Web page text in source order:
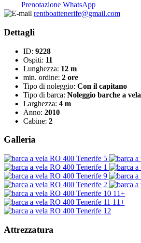
Prenotazione WhatsApp
rentboattenerife@gmail.com
Dettagli
ID: 9228
Ospiti: 11
Lunghezza: 12 m
min. ordine: 2 ore
Tipo di noleggio: Con il capitano
Tipo di barca: Noleggio barche a vela
Larghezza: 4 m
Anno: 2010
Cabine: 2
Galleria
11+
11+
Attrezzatura